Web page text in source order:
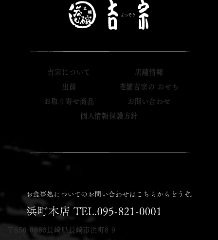
吉宗について
店舗情報
出前
老舗吉宗の おせち
お取り寄せ商品
お問い合わせ
個人情報保護方針
〒850-0853長崎県長崎市浜町8-9